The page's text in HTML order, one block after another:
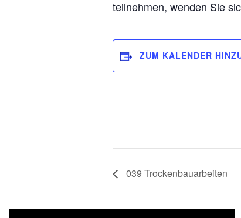
teilnehmen, wenden Sie
ZUM KALENDER
039 Trockenbauarbeiten